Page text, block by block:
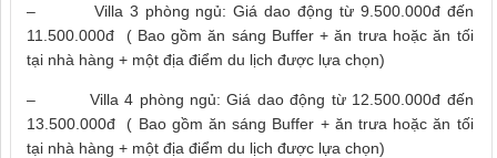
– Villa 3 phòng ngủ:Giá dao động từ 9.500.000đ đến
11.500.000đ ( Bao gồm ăn sáng Buffer + ăn trưa hoặc ăn tối
tại nhà hàng + một địa điểm du lịch được lựa chọn)
– Villa 4 phòng ngủ:Giá dao động từ 12.500.000đ đến
13.500.000đ ( Bao gồm ăn sáng Buffer + ăn trưa hoặc ăn tối
tại nhà hàng + một địa điểm du lịch được lựa chọn)